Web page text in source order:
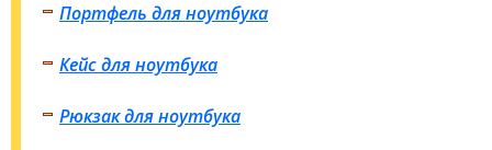
Портфель для ноутбука
Кейс для ноутбука
Рюкзак для ноутбука